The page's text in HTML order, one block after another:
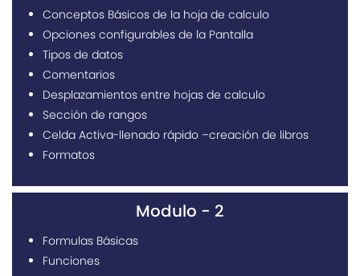
Conceptos Básicos de la hoja de calculo
Opciones configurables de la Pantalla
Tipos de datos
Comentarios
Desplazamientos entre hojas de calculo
Sección de rangos
Celda Activa-llenado rápido –creación de libros
Formatos
Modulo - 2
Formulas Básicas
Funciones